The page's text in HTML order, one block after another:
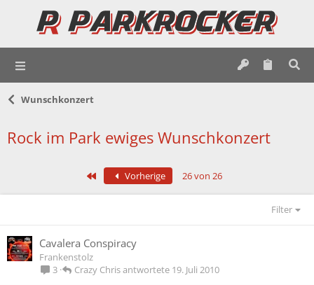
Wunschkonzert
Rock im Park ewiges Wunschkonzert
Erste Vorherige 26 von 26
Filter
Cavalera Conspiracy
Frankenstolz
3
19. Juli 2010
Crazy Chris